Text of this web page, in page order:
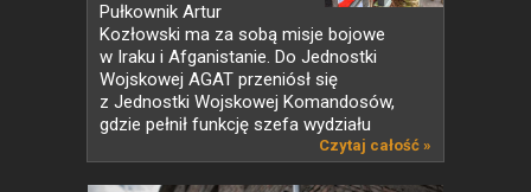
Pułkownik Artur
Kozłowski ma za sobą misje bojowe
w Iraku i Afganistanie. Do Jednostki
Wojskowej AGAT przeniósł się
z Jednostki Wojskowej Komandosów,
gdzie pełnił funkcję szefa wydziału
Czytaj całość »